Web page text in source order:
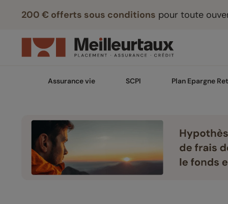
200 € offerts sous conditions pour toute
Assurance vie SCPI Plan Epargne